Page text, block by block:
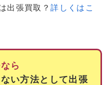
出張買取？詳しくはこ
ら
い方法として出張